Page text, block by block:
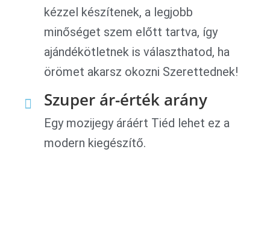
kézzel készítenek, a legjobb
minőséget szem előtt tartva, így
ajándékötletnek is választhatod, ha
örömet akarsz okozni Szerettednek!
Szuper ár-érték arány
Egy mozijegy áráért Tiéd lehet ez a
modern kiegészítő.